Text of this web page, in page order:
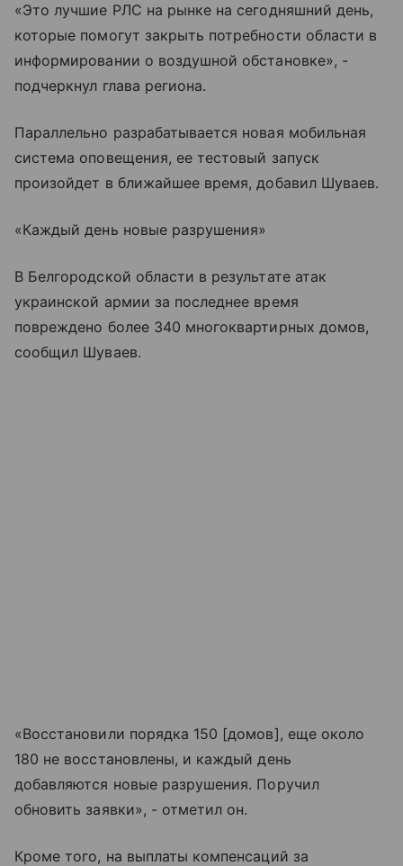
«Это лучшие РЛС на рынке на сегодняшний день,
которые помогут закрыть потребности области в
информировании о воздушной обстановке», -
подчеркнул глава региона.
Параллельно разрабатывается новая мобильная
система оповещения, ее тестовый запуск
произойдет в ближайшее время, добавил Шуваев.
«Каждый день новые разрушения»
В Белгородской области в результате атак
украинской армии за последнее время
повреждено более 340 многоквартирных домов,
сообщил Шуваев.
«Восстановили порядка 150 [домов], еще около
180 не восстановлены, и каждый день
добавляются новые разрушения. Поручил
обновить заявки», - отметил он.
Кроме того, на выплаты компенсаций за